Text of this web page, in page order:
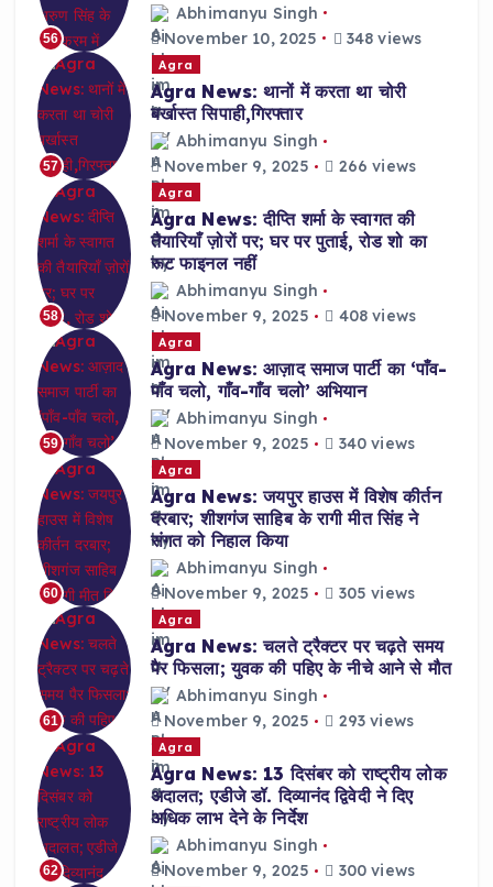
56
Abhimanyu Singh
November 10, 2025
348 views
57
Agra
Agra News: थानों में करता था चोरी
बर्खास्त सिपाही,गिरफ्तार
Abhimanyu Singh
November 9, 2025
266 views
58
Agra
Agra News: दीप्ति शर्मा के स्वागत की
तैयारियाँ ज़ोरों पर; घर पर पुताई, रोड शो का
रूट फाइनल नहीं
Abhimanyu Singh
November 9, 2025
408 views
59
Agra
Agra News: आज़ाद समाज पार्टी का ‘पाँव-
पाँव चलो, गाँव-गाँव चलो’ अभियान
Abhimanyu Singh
November 9, 2025
340 views
60
Agra
Agra News: जयपुर हाउस में विशेष कीर्तन
दरबार; शीशगंज साहिब के रागी मीत सिंह ने
संगत को निहाल किया
Abhimanyu Singh
November 9, 2025
305 views
61
Agra
Agra News: चलते ट्रैक्टर पर चढ़ते समय
पैर फिसला; युवक की पहिए के नीचे आने से मौत
Abhimanyu Singh
November 9, 2025
293 views
62
Agra
Agra News: 13 दिसंबर को राष्ट्रीय लोक
अदालत; एडीजे डॉ. दिव्यानंद द्विवेदी ने दिए
अधिक लाभ देने के निर्देश
Abhimanyu Singh
November 9, 2025
300 views